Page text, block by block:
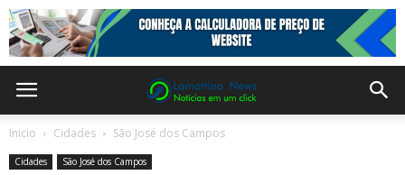
Inicio Cidades São José dos Campos
Cidades São José dos Campos